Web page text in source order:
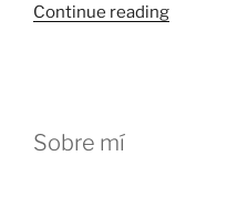
Continue reading““Ripiando”
Sobre mí